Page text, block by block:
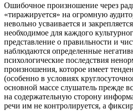
Ошибочное произношение через
«тиражируется» на огромную
невольно усваивается и
необходимое для каждого
представление о правильности и
наблюдаются определенные
психологические последствия
произношения, которое имеет
(особенно в условиях
основной массе слушатель прежде
на содержательную сторону
речи им не контролируется, а